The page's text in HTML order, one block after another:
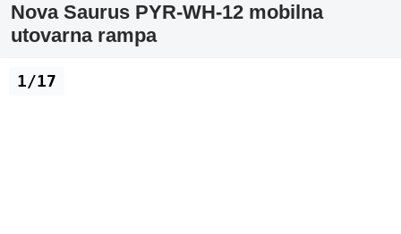
Nova Saurus PYR-WH-12 mobilna
utovarna rampa
1/17